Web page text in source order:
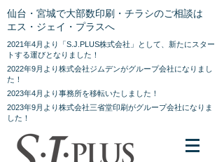
仙台・宮城で大部数印刷・チラシのご相談は
エス・ジェイ・プラスへ
2021年4月より「S.J.PLUS株式会社」として、新たにスター
トする運びとなりました！
2022年9月より株式会社ジムデンがグループ会社になりまし
た！
2023年4月より事務所を移転いたしました！
2023年9月より株式会社三省堂印刷がグループ会社になりま
した！